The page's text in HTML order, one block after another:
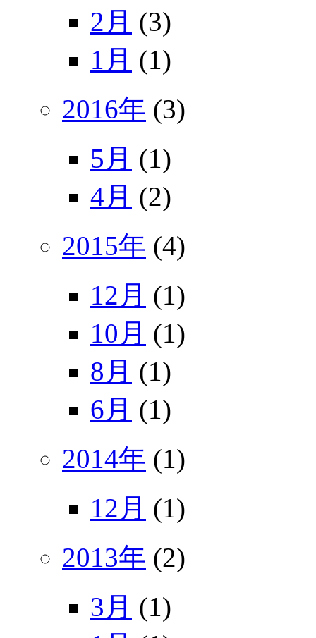
2月 (3)
1月 (1)
2016年 (3)
5月 (1)
4月 (2)
2015年 (4)
12月 (1)
10月 (1)
8月 (1)
6月 (1)
2014年 (1)
12月 (1)
2013年 (2)
3月 (1)